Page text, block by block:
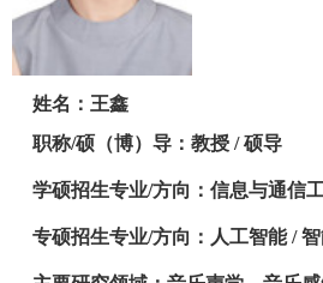
姓名：王鑫
职称/硕（博）导：教授 /硕导
学硕招生专业/方向： 信息与通信
专硕招生专业/方向： 人工智能 /